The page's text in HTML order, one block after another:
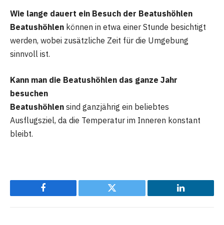
Wie lange dauert ein Besuch der Beatushöhlen
Beatushöhlen können in etwa einer Stunde besichtigt
werden, wobei zusätzliche Zeit für die Umgebung
sinnvoll ist.
Kann man die Beatushöhlen das ganze Jahr
besuchen
Beatushöhlen sind ganzjährig ein beliebtes
Ausflugsziel, da die Temperatur im Inneren konstant
bleibt.
Facebook Twitter LinkedIn